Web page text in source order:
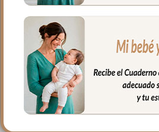
117.50€
Seleccionar opciones